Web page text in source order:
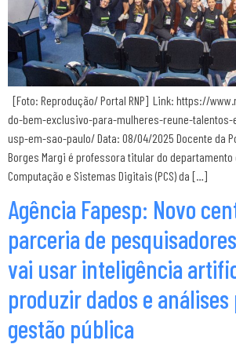
[Foto: Reprodução/ Portal RNP] Link: https://
do-bem-exclusivo-para-mulheres-reune-
usp-em-sao-paulo/ Data: 08/04/2025 Docente da
Borges Margi é professora titular do departamento
Computação e Sistemas Digitais (PCS) da […]
Agência Fapesp: Novo
parceria de
vai usar inteligência
produzir dados e análises
gestão pública